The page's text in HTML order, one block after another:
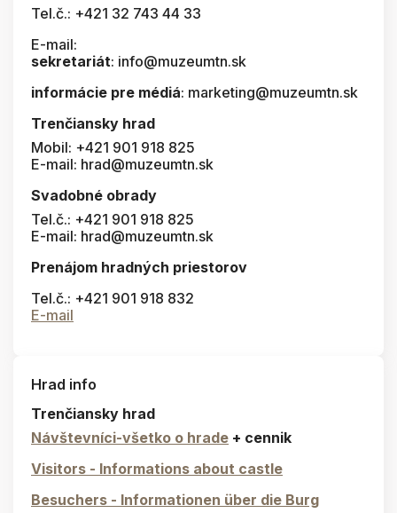
Tel.č.: +421 32 743 44 33
E-mail:
sekretariát: info@muzeumtn.sk
informácie pre médiá: marketing@muzeumtn.sk
Trenčiansky hrad
Mobil: +421 901 918 825
E-mail: hrad@muzeumtn.sk
Svadobné obrady
Tel.č.: +421 901 918 825
E-mail: hrad@muzeumtn.sk
Prenájom hradných priestorov
Tel.č.: +421 901 918 832
E-mail
Hrad info
Trenčiansky hrad
Návštevníci-všetko o hrade + cennik
Visitors - Informations about castle
Besuchers - Informationen über die Burg